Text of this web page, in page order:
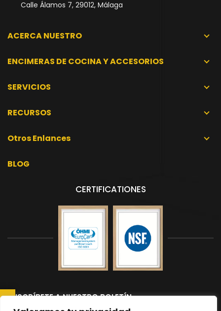
Calle Álamos 7, 29012, Málaga
ACERCA NUESTRO
ENCIMERAS DE COCINA Y ACCESORIOS
SERVICIOS
RECURSOS
Otros Enlances
BLOG
CERTIFICATIONES
SUSCRÍBETE A NUESTRO BOLETÍN
Suscríbete a nuestro boletín para recibir las últimas noticias y